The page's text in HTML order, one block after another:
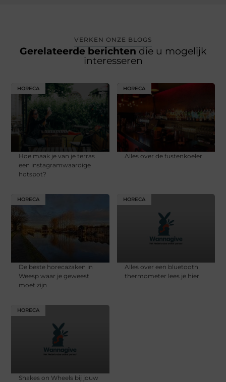
VERKEN ONZE BLOGS
Gerelateerde berichten die u mogelijk
interesseren
HORECA
Hoe maak je van je terras
een instagramwaardige
hotspot?
HORECA
Alles over de fustenkoeler
HORECA
De beste horecazaken in
Weesp waar je geweest
moet zijn
HORECA
Alles over een bluetooth
thermometer lees je hier
HORECA
Shakes on Wheels bij jouw